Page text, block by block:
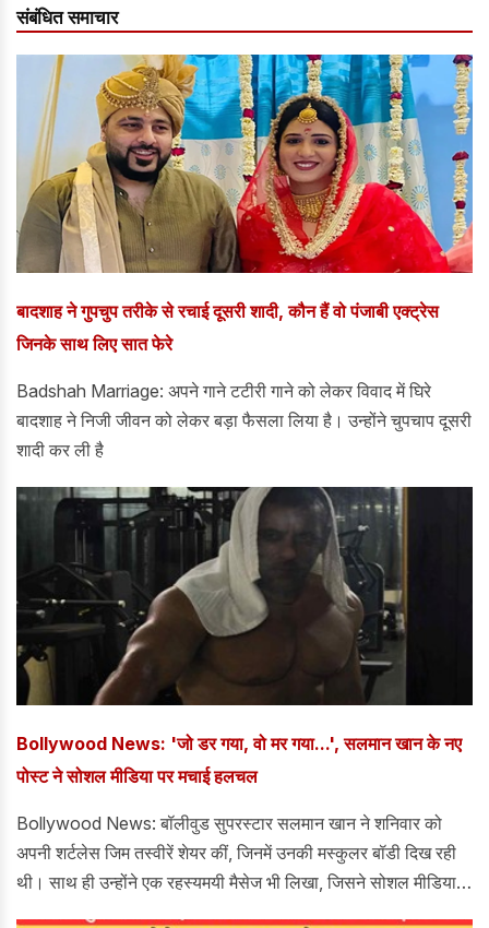
संबंधित समाचार
बादशाह ने गुपचुप तरीके से रचाई दूसरी शादी, कौन हैं वो पंजाबी एक्ट्रेस
जिनके साथ लिए सात फेरे
Badshah Marriage: अपने गाने टटीरी गाने को लेकर विवाद में घिरे
बादशाह ने निजी जीवन को लेकर बड़ा फैसला लिया है। उन्होंने चुपचाप दूसरी
शादी कर ली है
Bollywood News: 'जो डर गया, वो मर गया...', सलमान खान के नए
पोस्ट ने सोशल मीडिया पर मचाई हलचल
Bollywood News: बॉलीवुड सुपरस्टार सलमान खान ने शनिवार को
अपनी शर्टलेस जिम तस्वीरें शेयर कीं, जिनमें उनकी मस्कुलर बॉडी दिख रही
थी। साथ ही उन्होंने एक रहस्यमयी मैसेज भी लिखा, जिसने सोशल मीडिया